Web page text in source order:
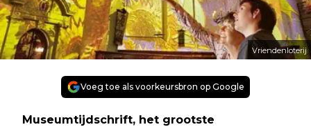
Vriendenloterij
Voeg toe als voorkeursbron op Google
Museumtijdschrift, het grootste